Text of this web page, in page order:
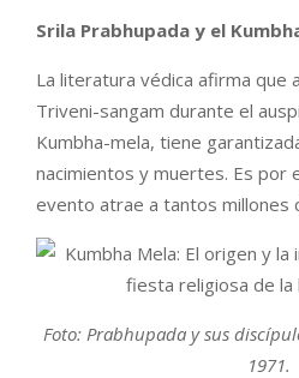
Srila Prabhupada y el
La literatura védica afirma que
Triveni-sangam durante el
Kumbha-mela, tiene
nacimientos y muertes. Es por
evento atrae a tantos millones
Foto: Prabhupada y sus
1971.